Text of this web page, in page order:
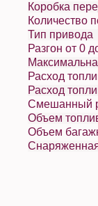
Коробка
Тип привода
Разгон от 0
Расход
Расход
Смешанный